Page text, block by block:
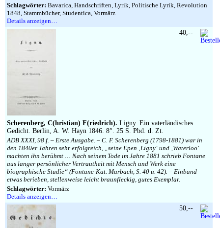
Schlagwörter: Bavarica, Handschriften, Lyrik, Politische Lyrik, Revolution
1848, Stammbücher, Studentica, Vormärz
Details anzeigen…
Scherenberg, C(hristian) F(riedrich). Ligny. Ein vaterländisches
Gedicht. Berlin, A. W. Hayn 1846. 8°. 25 S. Pbd. d. Zt.
ADB XXXI, 98 f. – Erste Ausgabe. – C. F. Scherenberg (1798-1881) war in
den 1840er Jahren sehr erfolgreich, „seine Epen ‚Ligny‘ und ‚Waterloo‘
machten ihn berühmt … Nach seinem Tode im Jahre 1881 schrieb Fontane
aus langer persönlicher Vertrautheit mit Mensch und Werk eine
biographische Studie“ (Fontane-Kat. Marbach, S. 40 u. 42). – Einband
etwas berieben, stellenweise leicht braunfleckig, gutes Exemplar.
Schlagwörter: Vormärz
Details anzeigen…
40,--
50,--